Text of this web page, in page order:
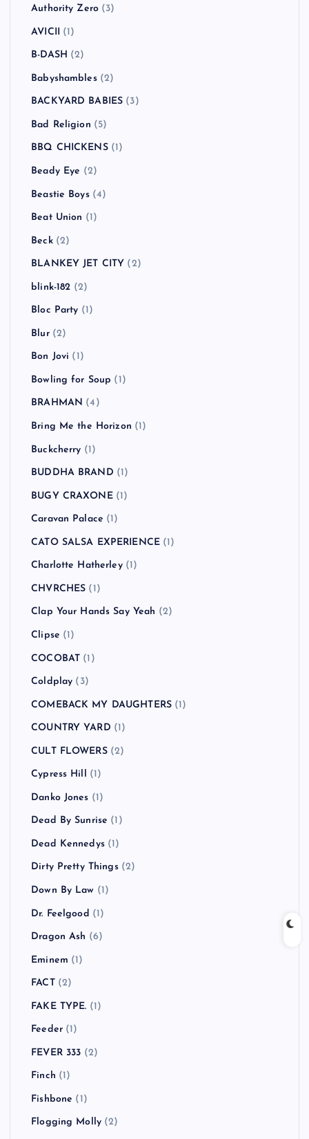
Authority Zero (3)
AVICII (1)
B-DASH (2)
Babyshambles(2)
BACKYARD BABIES (3)
Bad Religion (5)
BBQ CHICKENS(1)
Beady Eye (2)
Beastie Boys(4)
Beat Union (1)
Beck(2)
BLANKEY JET CITY (2)
blink-182 (2)
Bloc Party (1)
Blur(2)
Bon Jovi (1)
Bowling for Soup (1)
BRAHMAN (4)
Bring Me the Horizon (1)
Buckcherry (1)
BUDDHA BRAND (1)
BUGY CRAXONE(1)
Caravan Palace (1)
CATO SALSA EXPERIENCE (1)
Charlotte Hatherley(1)
CHVRCHES (1)
Clap Your Hands Say Yeah (2)
Clipse (1)
COCOBAT (1)
Coldplay (3)
COMEBACK MY DAUGHTERS (1)
COUNTRY YARD (1)
CULT FLOWERS(2)
Cypress Hill (1)
Danko Jones (1)
Dead By Sunrise (1)
Dead Kennedys(1)
Dirty Pretty Things(2)
Down By Law (1)
Dr. Feelgood (1)
Dragon Ash (6)
Eminem (1)
FACT(2)
FAKE TYPE. (1)
Feeder(1)
FEVER 333 (2)
Finch (1)
Fishbone (1)
Flogging Molly (2)